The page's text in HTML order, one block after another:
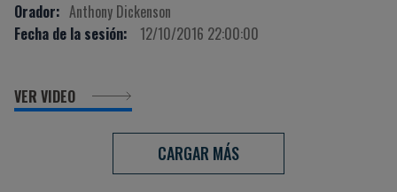
Orador: Anthony Dickenson
Fecha de la sesión:
12/10/2016 22:00:00
VER VIDEO
CARGAR MÁS